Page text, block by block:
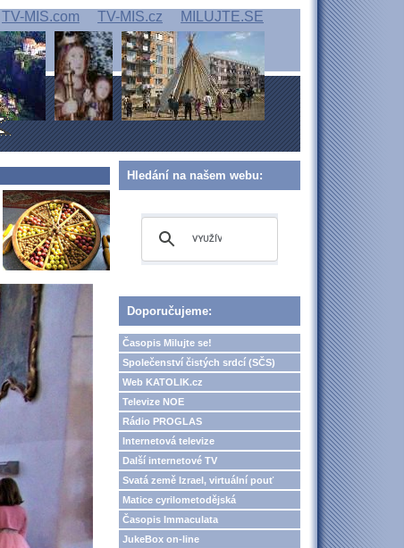
TV-MIS.com TV-MIS.cz MILUJTE.SE
Hledání na našem webu:
Doporučujeme:
Časopis Milujte se!
Společenství čistých srdcí (SČS)
Web KATOLIK.cz
Televize NOE
Rádio PROGLAS
Internetová televize
Další internetové TV
Svatá země Izrael, virtuální pouť
Matice cyrilometodějská
Časopis Immaculata
JukeBox on-line